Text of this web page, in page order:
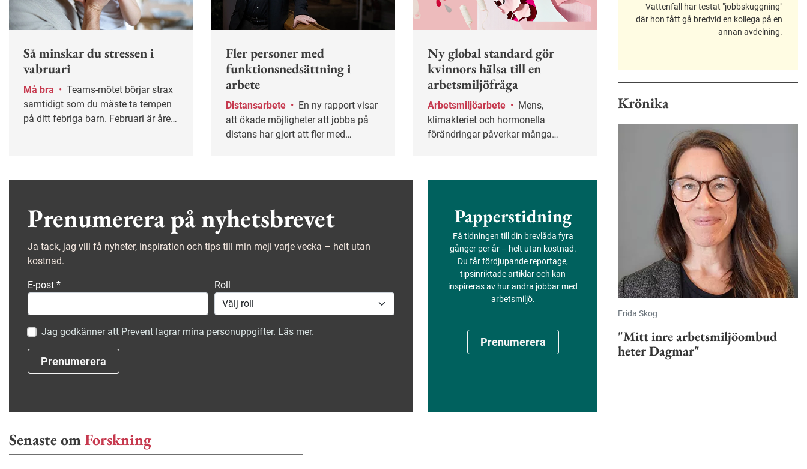
Så minskar du stressen i
vabruari
Må bra •
samtidigt som du måste ta tempen
på ditt febriga barn. Februari är årets
Fler personer med
funktionsnedsättning i
arbete
Distansarbete •
att ökade möjligheter att jobba på
distans har gjort att fler med
Ny global standard gör
kvinnors hälsa till en
arbetsmiljöfråga
Arbetsmiljöarbete •
klimakteriet och hormonella
förändringar påverkar många
ska en ny global standard för
Prenumerera på nyhetsbrevet
Ja tack, jag vill få nyheter, inspiration och tips till min mejl varje vecka – helt utan
kostnad.
E-post * Roll
Jag godkänner att Prevent lagrar mina personuppgifter. Läs mer.
Prenumerera
Papperstidning
Få tidningen till din brevlåda fyra
gånger per år – helt utan kostnad.
Du får fördjupande reportage,
tipsinriktade artiklar och kan
inspireras av hur andra jobbar med
arbetsmiljö.
Prenumerera
Senaste omForskning
Vattenfall har testat "jobbskuggning"
där hon fått gå bredvid en kollega på en
annan avdelning.
Krönika
Frida Skog
"Mitt inre arbetsmiljöombud
heter Dagmar"